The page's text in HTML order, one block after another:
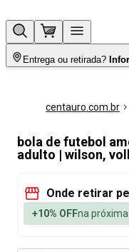
Entrega ou retirada?
centauro.com.br
bola de futebol
adulto | wilson,
Onde retirar
+10% OFFna